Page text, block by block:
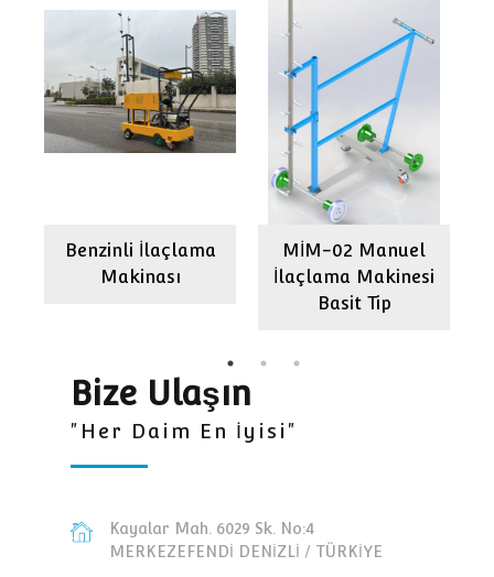
Benzinli İlaçlama
Makinası
MİM-02 Manuel
İlaçlama Makinesi
Basit Tip
Bize Ulaşın
"Her Daim En İyisi"
Kayalar Mah. 6029 Sk. No:4
MERKEZEFENDİ DENİZLİ / TÜRKİYE